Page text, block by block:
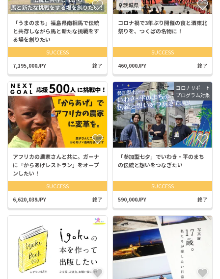
「うまのまち」福島県南相馬で伝統
と共存しながら馬と新たな挑戦をす
る場を創りたい
SUCCESS
7,195,000JPY 終了
茨城県
コロナ禍で3年ぶり開催の食と酒東北
祭りを、つくばの名物に！
SUCCESS
460,000JPY 終了
アフリカの農家さんと共に。ガーナ
に「からあげレストラン」をオープ
ンしたい！
SUCCESS
6,620,039JPY 終了
コロナサポート
プログラム対象
「参加型七夕」でいわき・平のまち
の伝統と想いをつなぎたい
SUCCESS
590,000JPY 終了